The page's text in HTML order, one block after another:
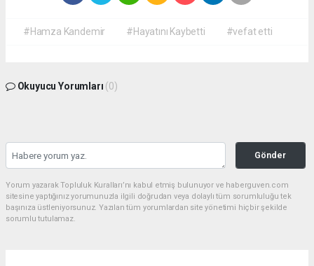
#Hamza Kandemir #Hayatını Kaybetti #vefat etti
Okuyucu Yorumları (0)
Gönder
Yorum yazarak Topluluk Kuralları’nı kabul etmiş bulunuyor ve haberguven.com
sitesine yaptığınız yorumunuzla ilgili doğrudan veya dolaylı tüm sorumluluğu tek
başınıza üstleniyorsunuz. Yazılan tüm yorumlardan site yönetimi hiçbir şekilde
sorumlu tutulamaz.